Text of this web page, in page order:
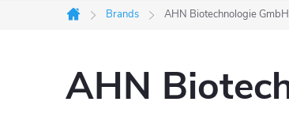
Home
Brands AHN Biotechnologie GmbH
AHN